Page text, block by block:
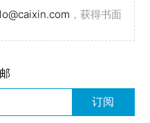
，获得书面
订阅